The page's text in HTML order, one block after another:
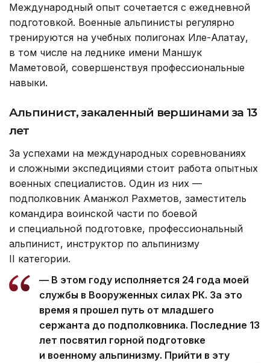
Международный опыт сочетается с ежедневной
подготовкой. Военные альпинисты регулярно
тренируются на учебных полигонах Иле-Алатау,
в том числе на леднике имени Маншук
Маметовой, совершенствуя профессиональные
навыки.
Альпинист, закаленный вершинами за 13
лет
За успехами на международных соревнованиях
и сложными экспедициями стоит работа опытных
военных специалистов. Один из них —
подполковник Аманжол Рахметов, заместитель
командира воинской части по боевой
и специальной подготовке, профессиональный
альпинист, инструктор по альпинизму
II категории.
— В этом году исполняется 24 года моей
службы в Вооруженных силах РК. За это
время я прошел путь от младшего
сержанта до подполковника. Последние 13
лет посвятил горной подготовке
и военному альпинизму. Прийти в эту